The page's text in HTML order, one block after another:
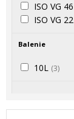
ISO VG 46
ISO VG 22
Balenie
10L (3)